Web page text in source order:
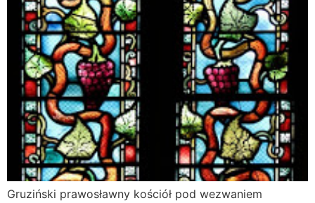
Gruziński prawosławny kościół pod wezwaniem